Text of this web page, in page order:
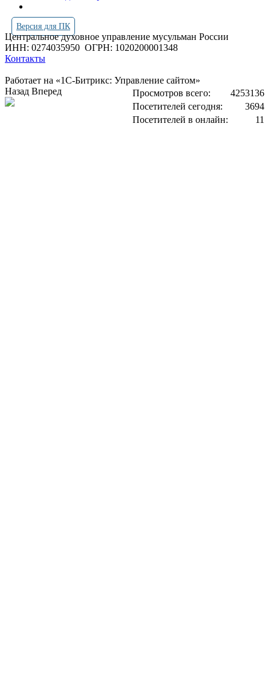
Версия для ПК
Центральное духовное управление мусульман России
ИНН: 0274035950 ОГРН: 1020200001348
Контакты
Работает на «1С-Битрикс: Управление сайтом»
Просмотров всего:
4253136
Посетителей сегодня:
3694
Посетителей в онлайн:
11
Назад Вперед